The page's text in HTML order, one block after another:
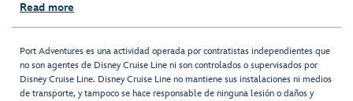
Read more
Port Adventures es una actividad operada por contratistas independientes que
no son agentes de Disney Cruise Line ni son controlados o supervisados por
Disney Cruise Line. Disney Cruise Line no mantiene sus instalaciones ni medios
de transporte, y tampoco se hace responsable de ninguna lesión o daños y